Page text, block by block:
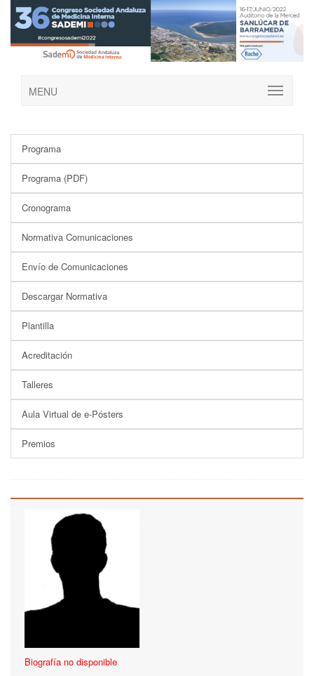
MENU
Programa
Programa (PDF)
Cronograma
Normativa Comunicaciones
Envío de Comunicaciones
Descargar Normativa
Plantilla
Acreditación
Talleres
Aula Virtual de e-Pósters
Premios
Biografía no disponible